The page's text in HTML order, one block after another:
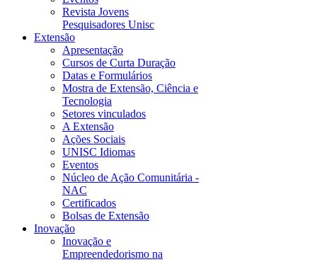
Revista Jovens
Pesquisadores Unisc
Extensão
Apresentação
Cursos de Curta Duração
Datas e Formulários
Mostra de Extensão, Ciência e
Tecnologia
Setores vinculados
A Extensão
Ações Sociais
UNISC Idiomas
Eventos
Núcleo de Ação Comunitária -
NAC
Certificados
Bolsas de Extensão
Inovação
Inovação e
Empreendedorismo na